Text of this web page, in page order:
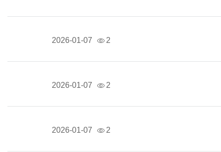
2026-01-07 2
2026-01-07 2
2026-01-07 2